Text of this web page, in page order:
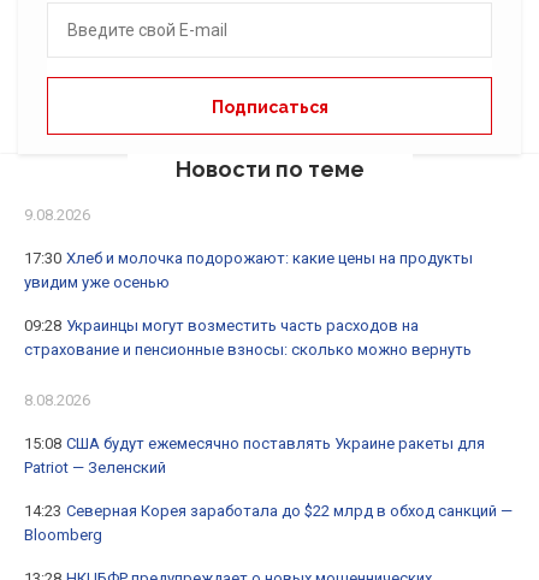
Новости по теме
9.08.2026
17:30 Хлеб и молочка подорожают: какие цены на продукты
увидим уже осенью
09:28 Украинцы могут возместить часть расходов на
страхование и пенсионные взносы: сколько можно вернуть
8.08.2026
15:08 США будут ежемесячно поставлять Украине ракеты для
Patriot — Зеленский
14:23 Северная Корея заработала до $22 млрд в обход санкций —
Bloomberg